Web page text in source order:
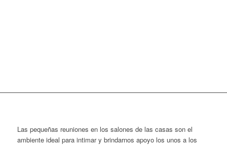
Las pequeñas reuniones en los salones de las casas son el
ambiente ideal para intimar y brindarnos apoyo los unos a los